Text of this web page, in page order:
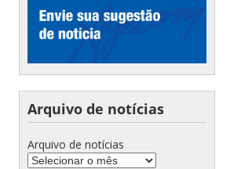
Arquivo de notícias
Arquivo de notícias